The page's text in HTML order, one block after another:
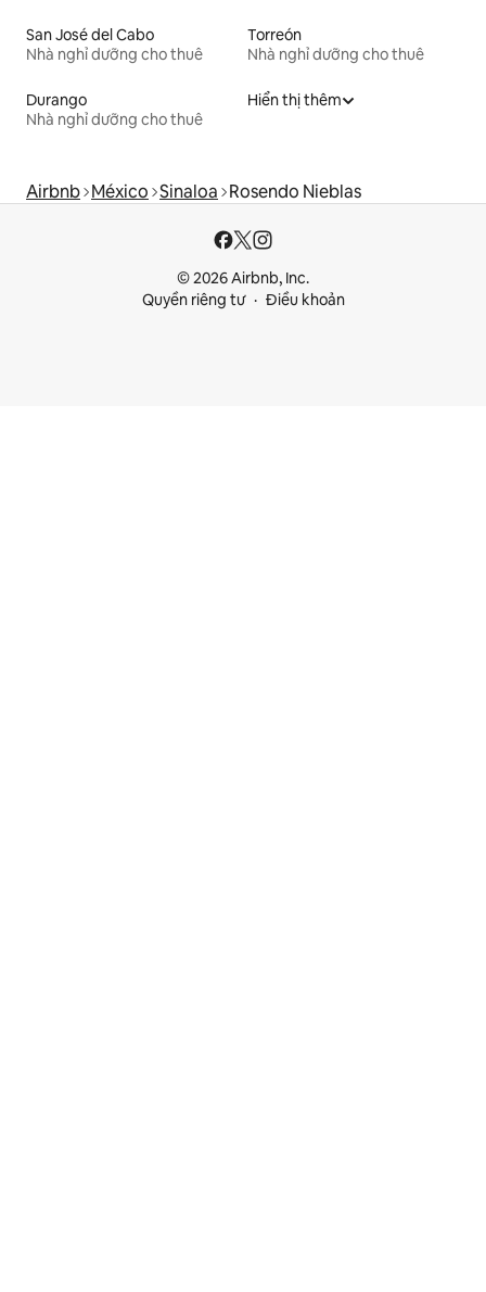
San José del Cabo
Nhà nghỉ dưỡng cho thuê
Torreón
Nhà nghỉ dưỡng cho thuê
Durango
Nhà nghỉ dưỡng cho thuê
Hiển thị thêm
Airbnb México Sinaloa Rosendo Nieblas
© 2026 Airbnb, Inc.
Quyền riêng tư
Điều khoản